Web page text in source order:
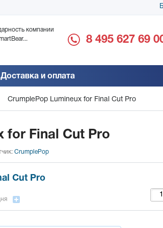
компании
благодарность за
8 495 627 69
Доставка и оплата
CrumplePop Lumineux for Final Cut Pro
for Final Cut Pro
CrumplePop
Cut Pro